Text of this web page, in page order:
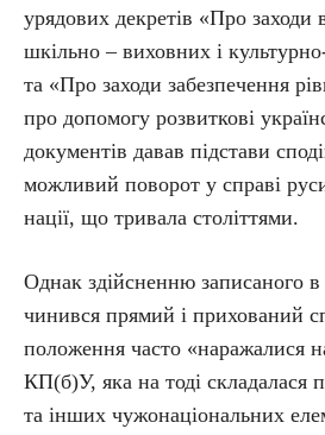
урядових декретів «Про заходи в
шкільно – виховних і
та «Про заходи забезпечення
про допомогу розвиткові
документів давав підстави
можливий поворот у справі
нації, що тривала століттями.
Однак здійсненню записаного в
чинився прямий і прихований
положення часто «наражалися
КП(б)У, яка на тоді складалася
та інших чужонаціональних